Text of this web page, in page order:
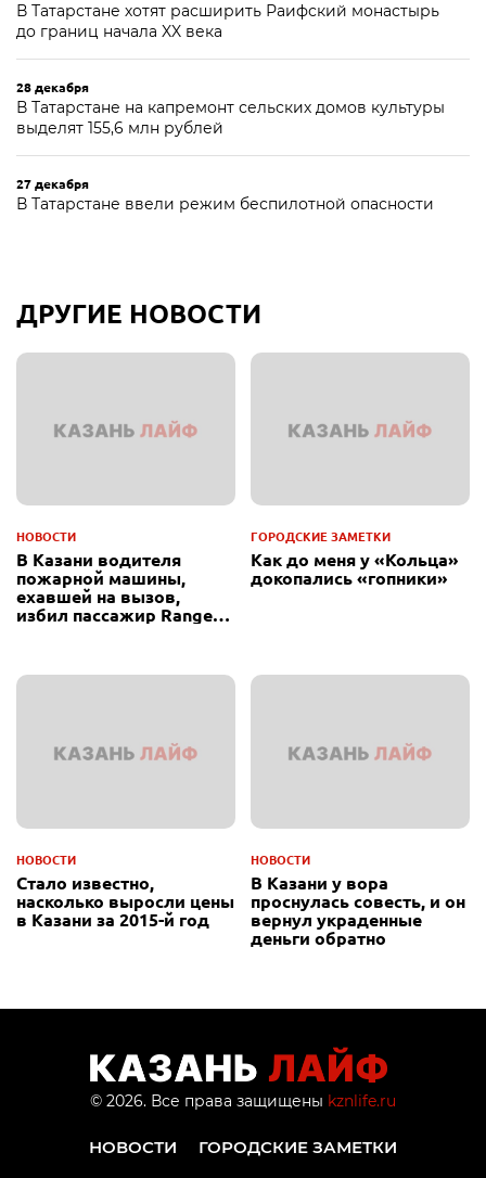
В Татарстане хотят расширить Раифский монастырь
до границ начала XX века
28 декабря
В Татарстане на капремонт сельских домов культуры
выделят 155,6 млн рублей
27 декабря
В Татарстане ввели режим беспилотной опасности
ДРУГИЕ НОВОСТИ
НОВОСТИ
В Казани водителя
пожарной машины,
ехавшей на вызов,
избил пассажир Range
ГОРОДСКИЕ ЗАМЕТКИ
Как до меня у «Кольца»
докопались «гопники»
НОВОСТИ
Стало известно,
насколько выросли цены
в Казани за 2015-й год
НОВОСТИ
В Казани у вора
проснулась совесть, и он
вернул украденные
деньги обратно
© 2026. Все права защищены kznlife.ru
НОВОСТИ
ГОРОДСКИЕ ЗАМЕТКИ